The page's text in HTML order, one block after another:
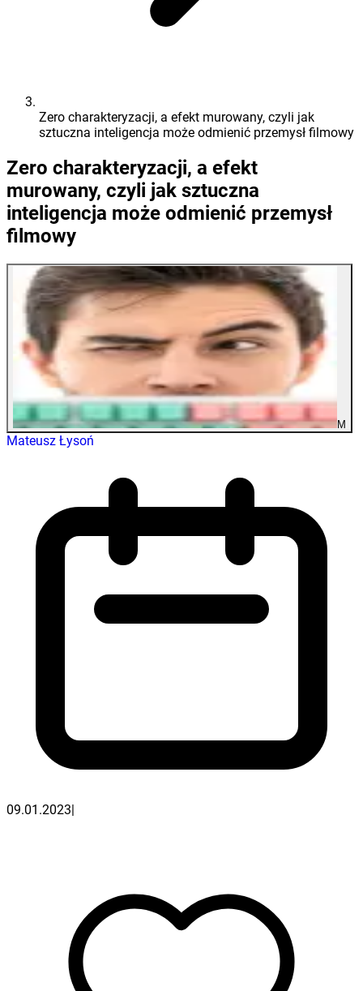
Zero charakteryzacji, a efekt murowany, czyli jak
sztuczna inteligencja może odmienić przemysł filmowy
Zero charakteryzacji, a efekt
murowany, czyli jak sztuczna
inteligencja może odmienić przemysł
filmowy
M
Mateusz Łysoń
09.01.2023|